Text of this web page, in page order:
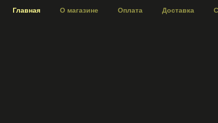
Главная О магазине Оплата Доставка